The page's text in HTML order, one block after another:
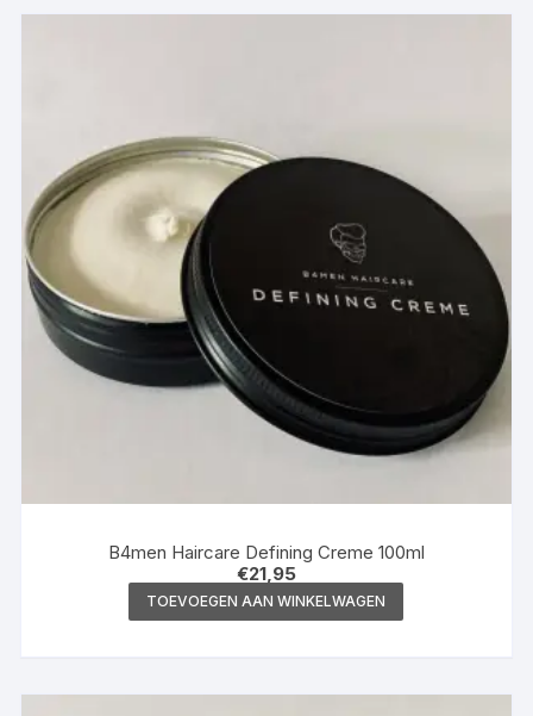
B4men Haircare Defining Creme 100ml
€21,95
TOEVOEGEN AAN WINKELWAGEN